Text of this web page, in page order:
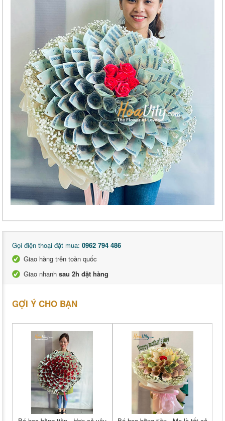
Gọi điện thoại đặt mua: 0962 794 486
Giao hàng trên toàn quốc
Giao nhanh sau 2h đặt hàng
GỢI Ý CHO BẠN